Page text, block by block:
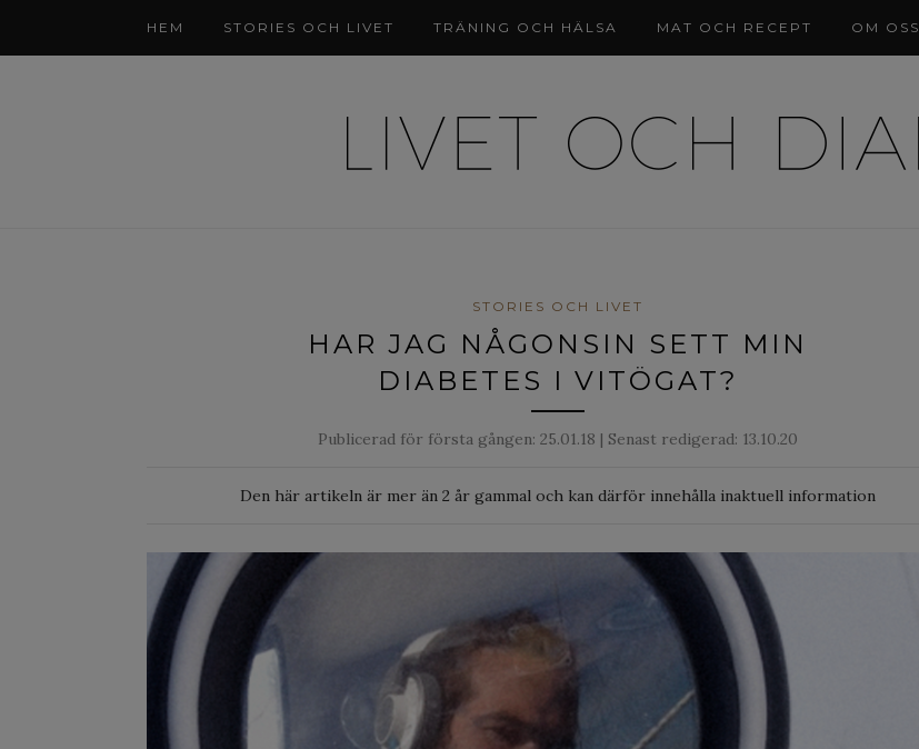
HEM STORIES OCH LIVET TRÄNING OCH HÄLSA MAT OCH RECEPT OM OSS
STORIES OCH LIVET
HAR JAG NÅGONSIN SETT MIN
DIABETES I VITÖGAT?
Publicerad för första gången: 25.01.18 | Senast redigerad: 13.10.20
Den här artikeln är mer än 2 år gammal och kan därför innehålla inaktuell information